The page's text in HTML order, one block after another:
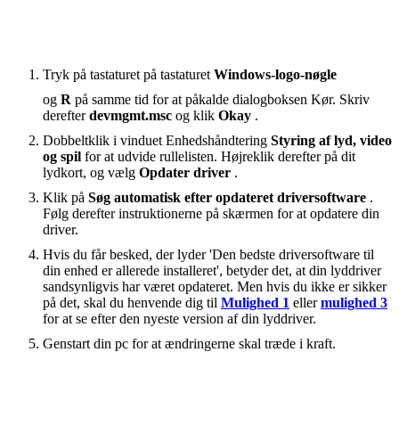
Tryk på tastaturet på tastaturet Windows-logo-nøgle
og R på samme tid for at påkalde dialogboksen Kør. Skriv
derefterdevmgmt.msc og klik Okay .
Dobbeltklik i vinduet Enhedshåndtering Styring af lyd, video
og spil for at udvide rullelisten. Højreklik derefter på dit
lydkort, og vælg Opdater driver .
Klik på Søg automatisk efter opdateret driversoftware .
Følg derefter instruktionerne på skærmen for at opdatere din
driver.
Hvis du får besked, der lyder 'Den bedste driversoftware til
din enhed er allerede installeret', betyder det, at din lyddriver
sandsynligvis har været opdateret. Men hvis du ikke er sikker
på det, skal du henvende dig til Mulighed 1 ellermulighed 3
for at se efter den nyeste version af din lyddriver.
Genstart din pc for at ændringerne skal træde i kraft.